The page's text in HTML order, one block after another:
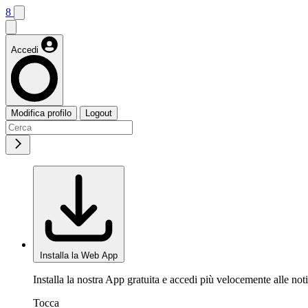
8
Accedi
Modifica profilo Logout
Installa la Web App
Installa la nostra App gratuita e accedi più velocemente alle
Tocca